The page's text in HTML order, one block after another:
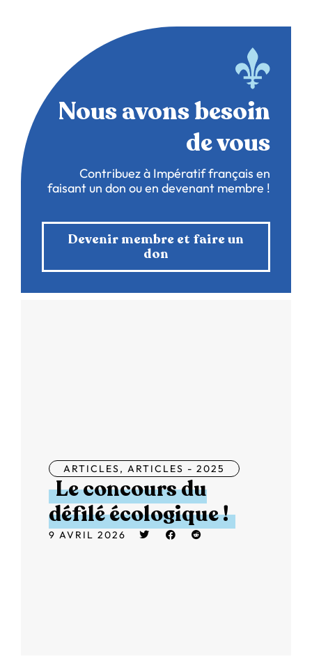
Nous avons besoin
de vous
Contribuez à Impératif français en
faisant un don ou en devenant membre !
Devenir membre et faire un
don
ARTICLES, ARTICLES - 2025
Le concours du
défilé écologique !
9 AVRIL 2026